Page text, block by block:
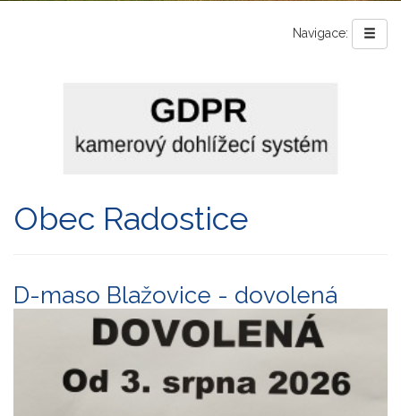
Navigace:
Obec Radostice
D-maso Blažovice - dovolená